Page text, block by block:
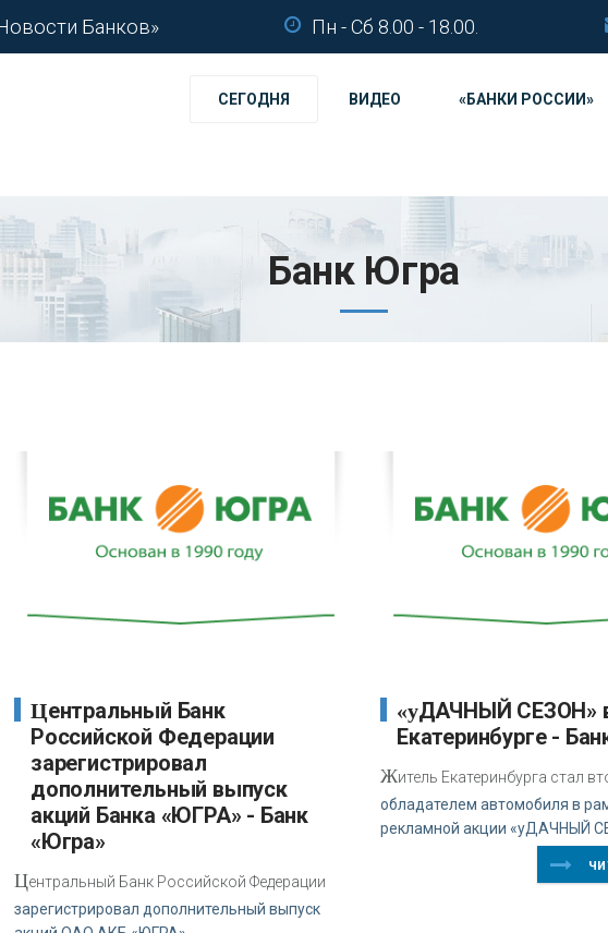
Банков» Пн - Сб 8.00 - 18.00.
СЕГОДНЯ ВИДЕО «БАНКИ РОССИИ»
Банк Югра
Центральный Банк
Российской Федерации
зарегистрировал
дополнительный выпуск
акций Банка «ЮГРА» - Банк
«Югра»
Центральный Банк Российской Федерации
зарегистрировал дополнительный выпуск
«уДАЧНЫЙ СЕЗОН» в
Екатеринбурге -
Житель Екатеринбурга стал
обладателем автомобиля в
рекламной акции «уДАЧНЫЙ